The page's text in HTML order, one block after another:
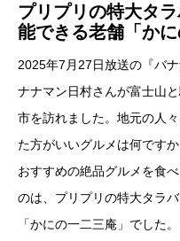
プリプリの特大タ
能できる老舗「かに
2025年7月27日放送の『バ
ナナマン日村さんが富士山
市を訪れました。地元の人
た方がいいグルメは何です
おすすめの絶品グルメを食
のは、プリプリの特大タラ
「かにの一二三庵」でした。